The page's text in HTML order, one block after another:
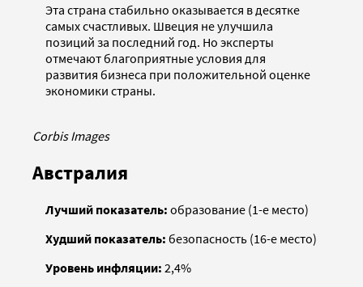
Эта страна стабильно оказывается в десятке
самых счастливых. Швеция не улучшила
позиций за последний год. Но эксперты
отмечают благоприятные условия для
развития бизнеса при положительной оценке
экономики страны.
Corbis Images
Австралия
Лучший показатель: образование (1-е место)
Худший показатель: безопасность (16-е место)
Уровень инфляции: 2,4%